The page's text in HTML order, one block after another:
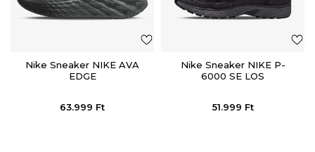
Nike Sneaker NIKE AVA
EDGE
63.999 Ft
Nike Sneaker NIKE P-
6000 SE LOS
51.999 Ft